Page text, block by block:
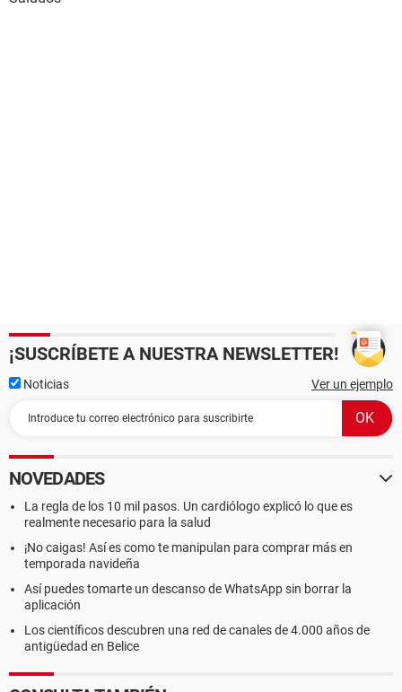
¡SUSCRÍBETE A NUESTRA NEWSLETTER!
Noticias Ver un ejemplo
NOVEDADES
La regla de los 10 mil pasos. Un cardiólogo explicó lo que es
realmente necesario para la salud
¡No caigas! Así es como te manipulan para comprar más en
temporada navideña
Así puedes tomarte un descanso de WhatsApp sin borrar la
aplicación
Los científicos descubren una red de canales de 4.000 años de
antigüedad en Belice